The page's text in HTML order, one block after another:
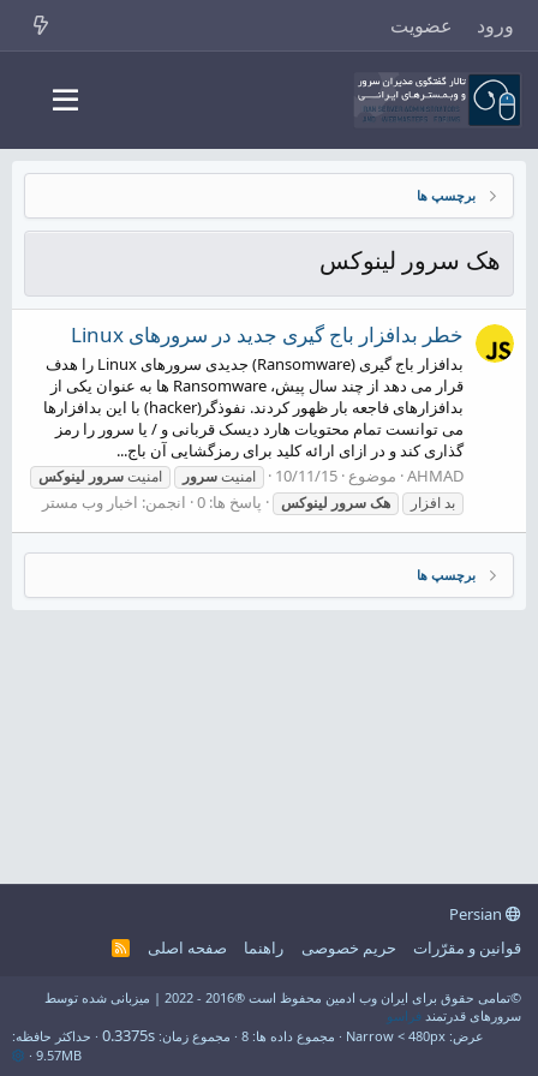
ورود عضویت
برچسپ ها
هک سرور لینوکس
خطر بدافزار باج گیری جدید در سرورهای Linux
بدافزار باج گیری (Ransomware) جدیدی سرورهای Linux را هدف
قرار می دهد از چند سال پیش، Ransomware ها به عنوان یکی از
بدافزارهای فاجعه بار ظهور کردند. نفوذگر(hacker) با این بدافزارها
می توانست تمام محتویات هارد دیسک قربانی و / یا سرور را رمز
گذاری کند و در ازای ارائه کلید برای رمزگشایی آن باج...
AHMAD موضوع 10/11/15 امنیتسرور امنیتسرور لینوکس
بد افزار
هکسرور لینوکس پاسخ ها: 0 انجمن: اخبار وب مستر
برچسپ ها
قوانین و مقرّرات
حریم خصوصی راهنما صفحه اصلی
R
©تمامی حقوق برای ایران وب ادمین محفوظ است ®2016 - 2022 | میزبانی شده توسط
سرورهای قدرتمند فراسو
عرض
مجموع داده ها 8 مجموع زمان 0.3375s
حداکثر حافظه
9.57MB